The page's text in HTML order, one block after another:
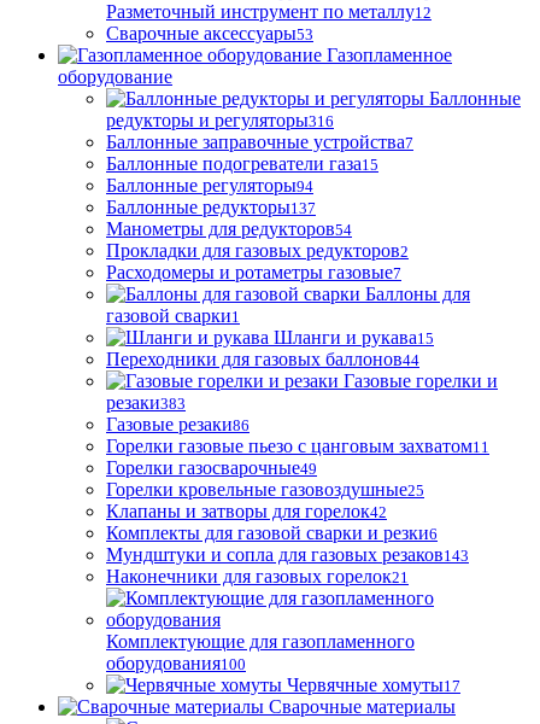
Разметочный инструмент по металлу12
Сварочные аксессуары53
Газопламенное
оборудование
Баллонные
редукторы и регуляторы316
Баллонные заправочные устройства7
Баллонные подогреватели газа15
Баллонные регуляторы94
Баллонные редукторы137
Манометры для редукторов54
Прокладки для газовых редукторов2
Расходомеры и ротаметры газовые7
Баллоны для
газовой сварки1
Шланги и рукава15
Переходники для газовых баллонов44
Газовые горелки и
резаки383
Газовые резаки86
Горелки газовые пьезо с цанговым захватом11
Горелки газосварочные49
Горелки кровельные газовоздушные25
Клапаны и затворы для горелок42
Комплекты для газовой сварки и резки6
Мундштуки и сопла для газовых резаков143
Наконечники для газовых горелок21
Комплектующие для газопламенного
оборудования100
Червячные хомуты17
Сварочные материалы